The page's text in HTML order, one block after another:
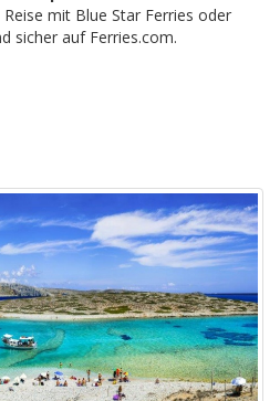
mit Blue Star Ferries oder
sicher auf Ferries.com.